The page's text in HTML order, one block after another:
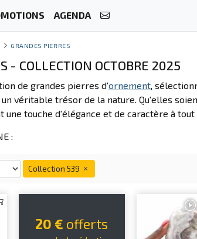
AGENDA
GRANDES PIERRES
- COLLECTION OCTOBRE 2025
de grandes pierres d'ornement,
véritable trésor de la nature. Qu'elles
une touche d'élégance et de caractère à tout
:
Collection 539
20 € offerts